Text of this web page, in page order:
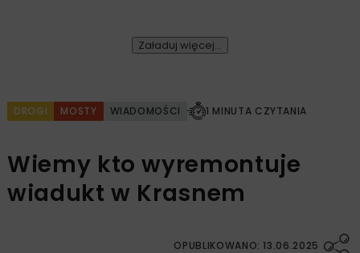
Załaduj więcej...
DROGI MOSTY WIADOMOŚCI 1 MINUTA CZYTANIA
Wiemy kto wyremontuje
wiadukt w Krasnem
OPUBLIKOWANO: 13.06.2025